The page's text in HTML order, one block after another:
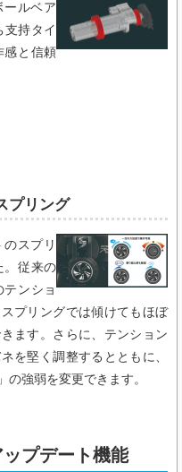
ールベア
支持タイ
感と信頼
プリング​
スプリ
。従来の
テンショ
プリングでは傾けてもほぼ
ます。さらに、テンション
を堅く調整するとともに、
強弱を変更できます。
プデート機能